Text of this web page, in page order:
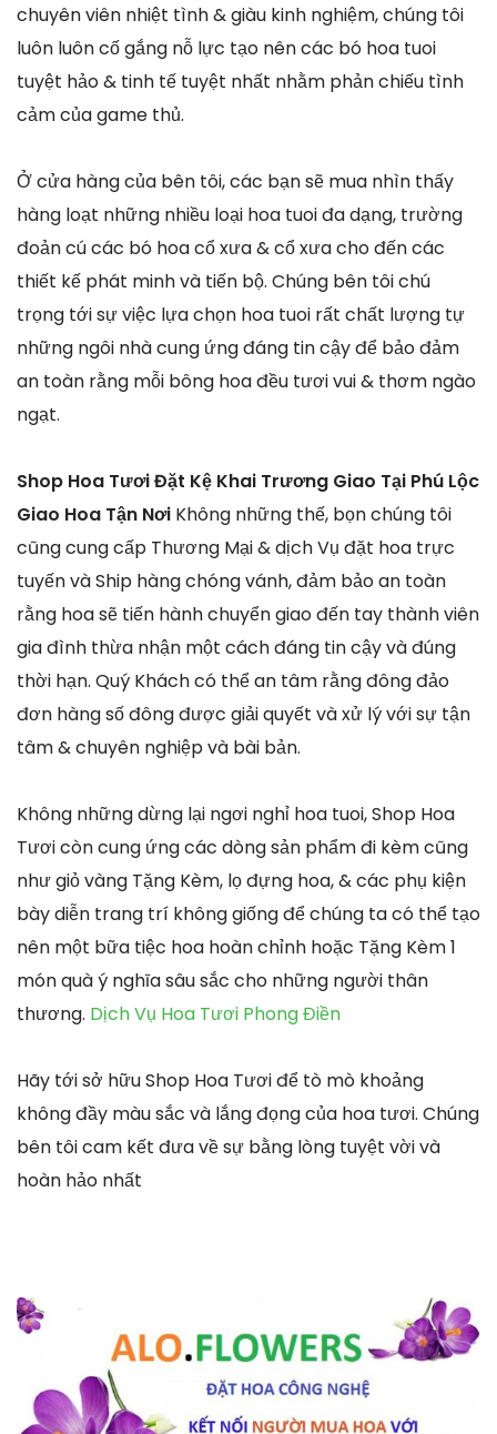
chuyên viên nhiệt tình & giàu kinh nghiệm, chúng tôi
luôn luôn cố gắng nỗ lực tạo nên các bó hoa tuoi
tuyệt hảo & tinh tế tuyệt nhất nhằm phản chiếu tình
cảm của game thủ.
Ở cửa hàng của bên tôi, các bạn sẽ mua nhìn thấy
hàng loạt những nhiều loại hoa tuoi đa dạng, trường
đoản cú các bó hoa cổ xưa & cổ xưa cho đến các
thiết kế phát minh và tiến bộ. Chúng bên tôi chú
trọng tới sự việc lựa chọn hoa tuoi rất chất lượng tự
những ngôi nhà cung ứng đáng tin cậy để bảo đảm
an toàn rằng mỗi bông hoa đều tươi vui & thơm ngào
ngạt.
Shop Hoa Tươi Đặt Kệ Khai Trương Giao Tại Phú Lộc
Giao Hoa Tận Nơi Không những thế, bọn chúng tôi
cũng cung cấp Thương Mại & dịch Vụ đặt hoa trực
tuyến và Ship hàng chóng vánh, đảm bảo an toàn
rằng hoa sẽ tiến hành chuyển giao đến tay thành viên
gia đình thừa nhận một cách đáng tin cậy và đúng
thời hạn. Quý Khách có thể an tâm rằng đông đảo
đơn hàng số đông được giải quyết và xử lý với sự tận
tâm & chuyên nghiệp và bài bản.
Không những dừng lại ngơi nghỉ hoa tuoi, Shop Hoa
Tươi còn cung ứng các dòng sản phẩm đi kèm cũng
như giỏ vàng Tặng Kèm, lọ đựng hoa, & các phụ kiện
bày diễn trang trí không giống để chúng ta có thể tạo
nên một bữa tiệc hoa hoàn chỉnh hoặc Tặng Kèm 1
món quà ý nghĩa sâu sắc cho những người thân
thương. Dịch Vụ Hoa Tươi Phong Điền
Hãy tới sở hữu Shop Hoa Tươi để tò mò khoảng
không đầy màu sắc và lắng đọng của hoa tươi. Chúng
bên tôi cam kết đưa về sự bằng lòng tuyệt vời và
hoàn hảo nhất